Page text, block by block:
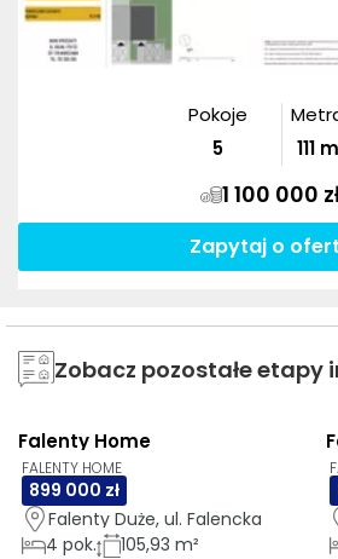
Pokoje
5
111
1 100 000
Zapytaj o
Zobacz pozostałe etapy
AI GOTOWE DO ODBIORU
Falenty Home
FALENTY HOME
899 000 zł
Falenty Duże, ul. Falencka
4 pok. 105,93 m²